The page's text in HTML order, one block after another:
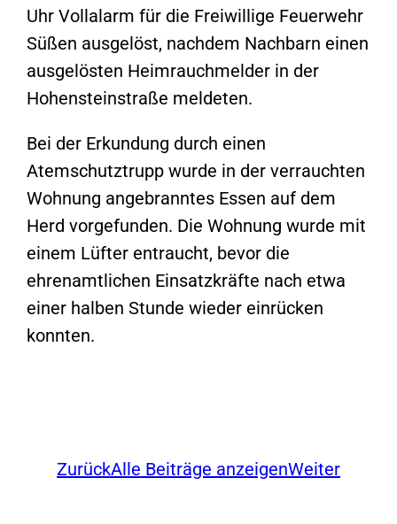
Uhr Vollalarm für die Freiwillige Feuerwehr
Süßen ausgelöst, nachdem Nachbarn einen
ausgelösten Heimrauchmelder in der
Hohensteinstraße meldeten.
Bei der Erkundung durch einen
Atemschutztrupp wurde in der verrauchten
Wohnung angebranntes Essen auf dem
Herd vorgefunden. Die Wohnung wurde mit
einem Lüfter entraucht, bevor die
ehrenamtlichen Einsatzkräfte nach etwa
einer halben Stunde wieder einrücken
konnten.
ZurückAlle Beiträge anzeigenWeiter